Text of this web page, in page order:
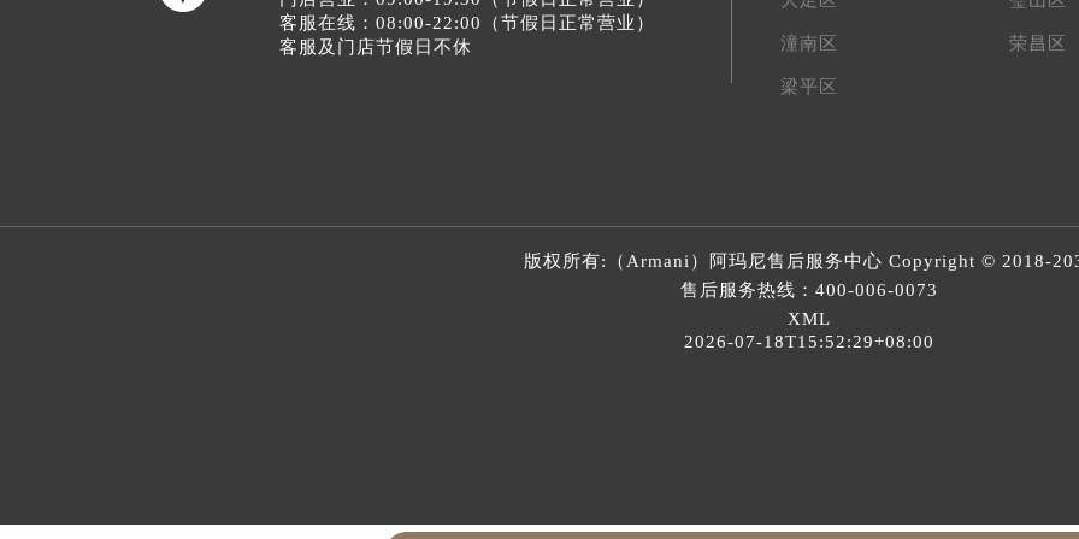
客服在线：08:00-22:00（节假日正常营业）
客服及门店节假日不休
潼南区 荣昌区
梁平区
版权所有:（Armani） 阿玛尼售后服务中心 Copyright © 2018-
售后服务热线： 400-006-0073
XML
2026-07-18T15:52:29+08:00